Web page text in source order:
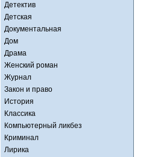
Детектив
Детская
Документальная
Дом
Драма
Женский роман
Журнал
Закон и право
История
Классика
Компьютерный ликбез
Криминал
Лирика